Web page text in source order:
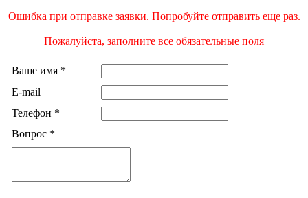
Ошибка при отправке заявки. Попробуйте отправить еще раз.
Пожалуйста, заполните все обязательные поля
Ваше имя *
E-mail
Телефон *
Вопрос *